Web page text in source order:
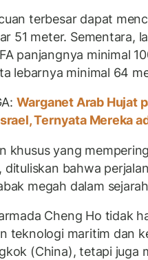
terbesar dapat
51 meter. Sementara,
panjangnya minimal
lebarnya minimal 64
Warganet Arab Hujat
Ternyata Mereka
khusus yang
dituliskan bahwa
megah dalam
Cheng Ho tidak
teknologi maritim dan
(China), tetapi juga